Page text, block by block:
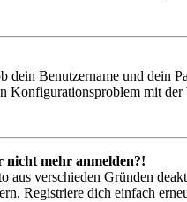
Benutzername und dein
Konfigurationsproblem mit
mehr anmelden?!
aus verschieden Gründen
Registriere dich einfach